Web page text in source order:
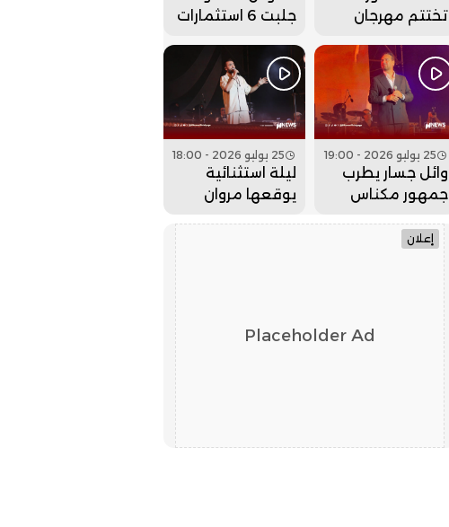
تختتم مهرجان
جماهيري كبير..
فيديو
جلبت 6 استثمارات
وادي الذهب
25 يوليو 2026 - 19:00
وائل جسار يطرب
جمهور مكناس
فيديو
25 يوليو 2026 - 18:00
ليلة استثنائية
يوقعها مروان
إعلان
Placeholder Ad